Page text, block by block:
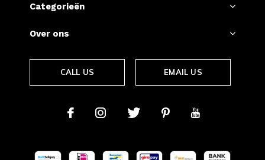
Categorieën
Over ons
CALL US EMAIL US